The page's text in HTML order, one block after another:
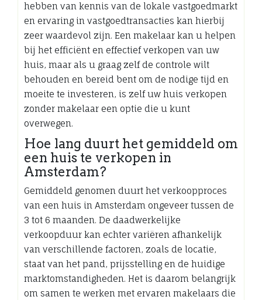
hebben van kennis van de lokale vastgoedmarkt
en ervaring in vastgoedtransacties kan hierbij
zeer waardevol zijn. Een makelaar kan u helpen
bij het efficiënt en effectief verkopen van uw
huis, maar als u graag zelf de controle wilt
behouden en bereid bent om de nodige tijd en
moeite te investeren, is zelf uw huis verkopen
zonder makelaar een optie die u kunt
overwegen.
Hoe lang duurt het gemiddeld om
een huis te verkopen in
Amsterdam?
Gemiddeld genomen duurt het verkoopproces
van een huis in Amsterdam ongeveer tussen de
3 tot 6 maanden. De daadwerkelijke
verkoopduur kan echter variëren afhankelijk
van verschillende factoren, zoals de locatie,
staat van het pand, prijsstelling en de huidige
marktomstandigheden. Het is daarom belangrijk
om samen te werken met ervaren makelaars die